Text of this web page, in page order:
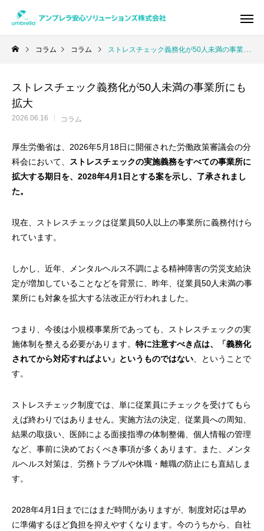
Warning
コラム コラム ストレスチェック義務化が50人未満の事業所にも拡大
ストレスチェック義務化が50人未満の事業所にも
拡大
2026.06.16 コラム
厚生労働省は、2026年5月18日に開催された労働政策審議会の分
科会において、
ストレスチェックの実施義務をすべての事業所に
拡大する期日を、2028年4月1日とする案を示し、了承されまし
た。
現在、ストレスチェックは従業員50人以上の事業所に義務付けら
れています。
しかし、近年、メンタルヘルス不調による精神障害の労災支給決
定が増加していることなどを背景に、昨年、従業員50人未満の事
業所にも対象を拡大する法改正が行われました。
つまり、今後は小規模事業所であっても、ストレスチェックの実
施体制を整える必要があります。 特に注意すべき点は、「義務化
されてから対応すればよい」というものではない 、ということで
す。
ストレスチェック制度では、単に従業員にチェックを受けてもら
えば終わりではありません。実施方法の決定、従業員への周知、
結果の取扱い、医師による面接指導の体制整備、個人情報の管理
など、事前に決めておくべき事項が多くあります。また、メンタ
ルヘルス対策は、労務トラブルや休職・離職の防止にも直結しま
す。
2028年4月1日までにはまだ時間がありますが、制度対応は早め
に準備するほど負担を抑えやすくなります。今のうちから、自社